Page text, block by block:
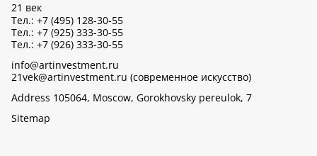
21 век
Тел.: +7 (495) 128-30-55
Тел.: +7 (925) 333-30-55
Тел.: +7 (926) 333-30-55
info@artinvestment.ru
21vek@artinvestment.ru (современное искусство)
Address 105064, Moscow, Gorokhovsky pereulok, 7
Sitemap